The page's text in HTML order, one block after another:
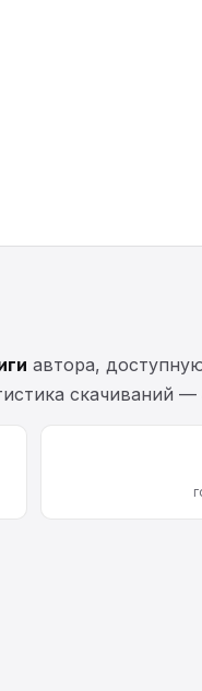
автора,
скачиваний —